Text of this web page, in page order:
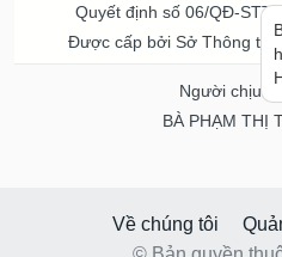
Quyết định số 06/QĐ-
Được cấp bởi Sở Thông tin
Người chịu
BÀ PHẠM THỊ
Về chúng tôi